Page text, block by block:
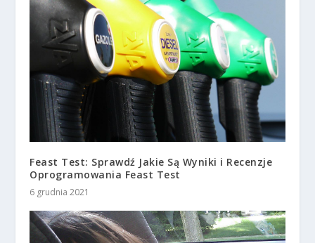
Feast Test: Sprawdź Jakie Są Wyniki i Recenzje
Oprogramowania Feast Test
6 grudnia 2021